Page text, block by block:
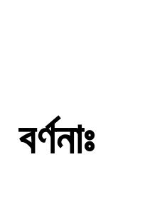
বর্ণনাঃ